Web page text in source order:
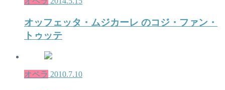
オッフェッタ・ムジカーレ のコジ・ファン・
トゥッテ
オペラ 2010.7.10